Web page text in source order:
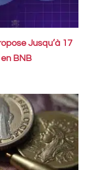
Jusqu’à 17
BNB